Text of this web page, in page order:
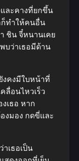
ละคางที่ยกขึ้น
ก็ทำให้คนอื่น
ชิน จี๋หนานเคย
บว่าเธอมีด้าน
งคงมีใบหน้าที่
ลื่อนไหวเร็ว
เธอ หาก
งมอง กดขี่และ
เธอเป็น